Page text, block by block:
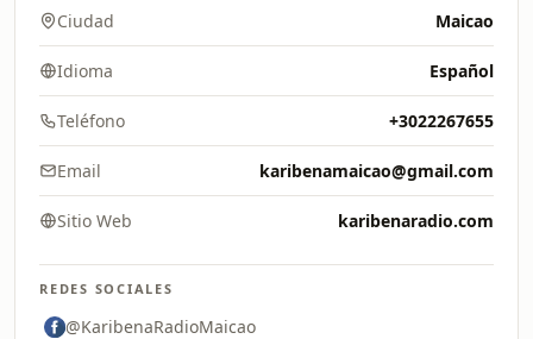
Ciudad Maicao
Idioma Español
Teléfono +3022267655
Email karibenamaicao@gmail.com
Sitio Web karibenaradio.com
REDES SOCIALES
@KaribenaRadioMaicao